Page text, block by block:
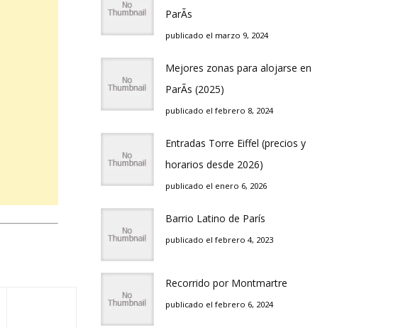
ParÃ­s
publicado el marzo 9, 2024
Mejores zonas para alojarse en
ParÃ­s (2025)
publicado el febrero 8, 2024
Entradas Torre Eiffel (precios y
horarios desde 2026)
publicado el enero 6, 2026
Barrio Latino de Parí­s
publicado el febrero 4, 2023
Recorrido por Montmartre
publicado el febrero 6, 2024